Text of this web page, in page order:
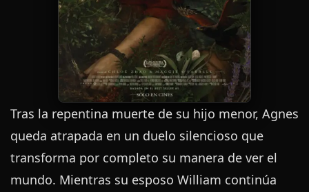
Tras la repentina muerte de su hijo menor, Agnes
queda atrapada en un duelo silencioso que
transforma por completo su manera de ver el
mundo. Mientras su esposo William continúa